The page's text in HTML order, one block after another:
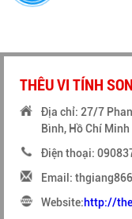
THÊU VI TÍNH
Địa chỉ: 27/7
Bình, Hồ Chí Minh
Điện thoại:
Email:
Website:http://